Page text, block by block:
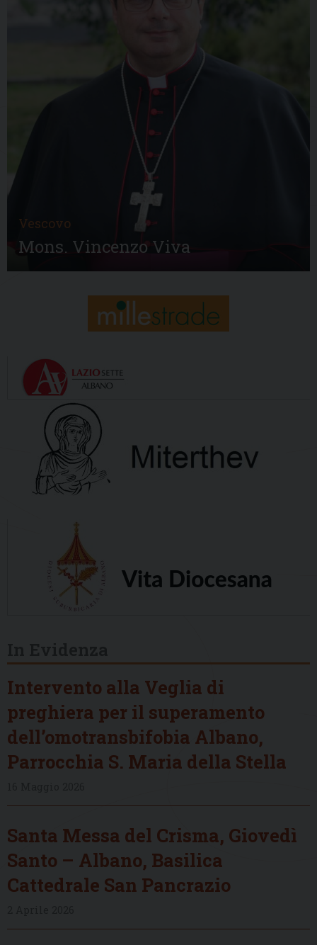
Vescovo
Mons. Vincenzo Viva
Intervento alla Veglia di
preghiera per il superamento
dell’omotransbifobia Albano,
Parrocchia S. Maria della Stella
Santa Messa del Crisma, Giovedì
Santo – Albano, Basilica
Cattedrale San Pancrazio